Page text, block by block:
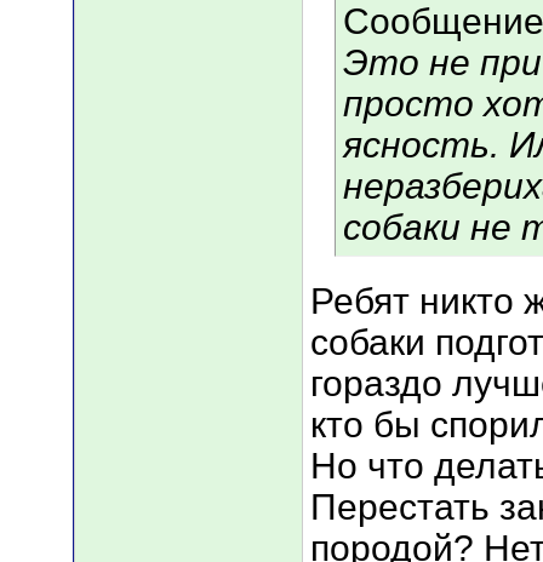
Это не
просто
ясность.
собаки не
Ребят никто
собаки
гораздо
кто бы
Но что
Перестать
породой?